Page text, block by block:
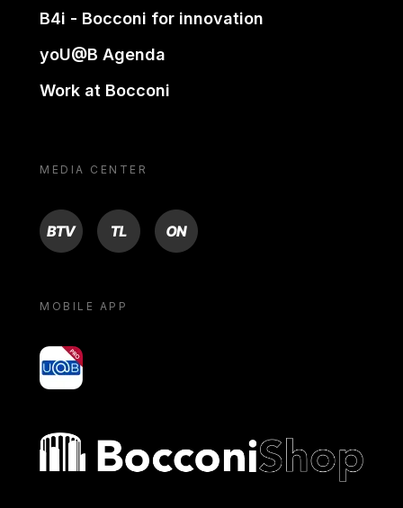
B4i - Bocconi for innovation
yoU@B Agenda
Work at Bocconi
MEDIA CENTER
BTV TL ON
MOBILE APP
yoU@B
Bocconi shop